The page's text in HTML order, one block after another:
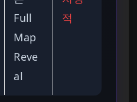
Full
Map
Reve
al
적